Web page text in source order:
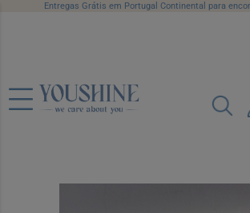
Entregas Grátis em Portugal Continental para
Clotrimazol Farmoz, 10 mg/
creme bisnaga